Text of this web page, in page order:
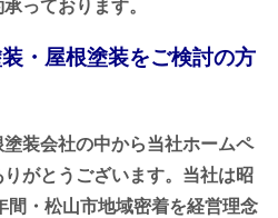
っております。
・屋根塗装をご検討の方
装会社の中から当社ホームペ
がとうございます。当社は昭
間・松山市地域密着を経営理念